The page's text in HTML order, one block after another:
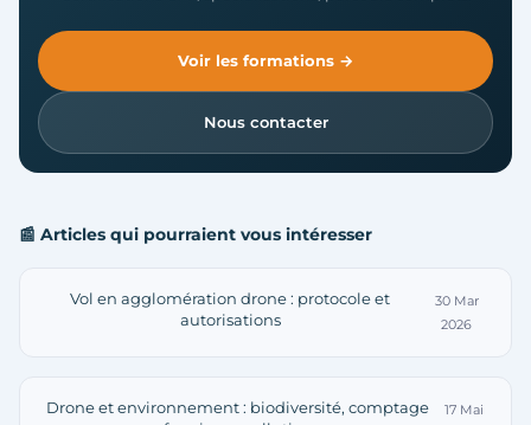
Voir les formations →
Nous contacter
📰 Articles qui pourraient vous intéresser
Vol en agglomération drone : protocole et
autorisations
30 Mar
2026
Drone et environnement : biodiversité, comptage
17 Mai